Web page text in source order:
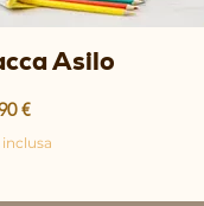
Vista rapida
Asilo
€
inclusa